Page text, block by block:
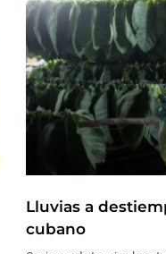
Lluvias a
cubano